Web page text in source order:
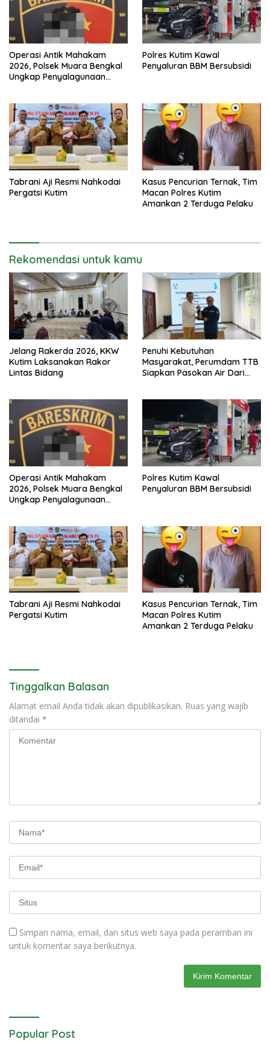
Operasi Antik Mahakam
2026, Polsek Muara Bengkal
Ungkap Penyalagunaan
Polres Kutim Kawal
Penyaluran BBM Bersubsidi
Tabrani Aji Resmi Nahkodai
Pergatsi Kutim
Kasus Pencurian Ternak, Tim
Macan Polres Kutim
Amankan 2 Terduga Pelaku
Rekomendasi untuk kamu
Jelang Rakerda 2026, KKW
Kutim Laksanakan Rakor
Lintas Bidang
Penuhi Kebutuhan
Masyarakat, Perumdam TTB
Siapkan Pasokan Air Dari
Operasi Antik Mahakam
2026, Polsek Muara Bengkal
Ungkap Penyalagunaan
Polres Kutim Kawal
Penyaluran BBM Bersubsidi
Tabrani Aji Resmi Nahkodai
Pergatsi Kutim
Kasus Pencurian Ternak, Tim
Macan Polres Kutim
Amankan 2 Terduga Pelaku
Tinggalkan Balasan
Alamat email Anda tidak akan dipublikasikan. Ruas yang wajib
ditandai *
Simpan nama, email, dan situs web saya pada peramban ini
untuk komentar saya berikutnya.
Popular Post